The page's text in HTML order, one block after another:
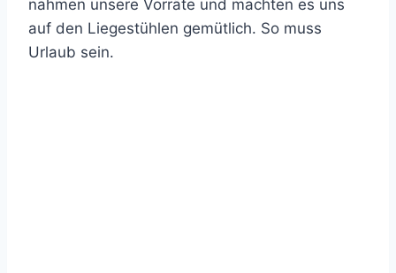
nahmen unsere Vorräte und machten es uns
auf den Liegestühlen gemütlich. So muss
Urlaub sein.